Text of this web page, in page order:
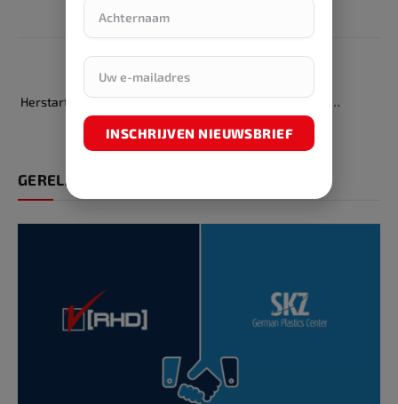
PREVIOUS ARTICLE
Herstart van het Polystyrene
Loop-initiatief
Er gebeurt altijd wat…
GERELATEERDE ARTIKELEN
INSCHRIJVEN NIEUWSBRIEF